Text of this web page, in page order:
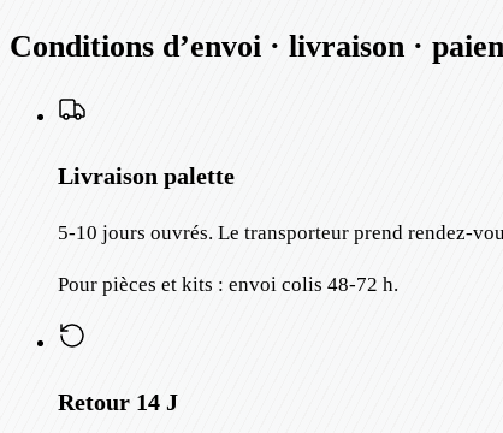
Conditions d’envoi · livraison ·
Livraison palette
5-10 jours ouvrés. Le transporteur prend rendez-
Pour pièces et kits : envoi colis 48-72 h.
Retour 14 J